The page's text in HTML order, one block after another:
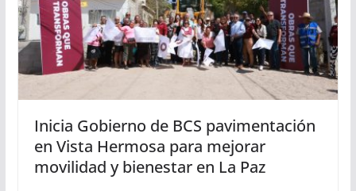
Inicia Gobierno de BCS pavimentación
en Vista Hermosa para mejorar
movilidad y bienestar en La Paz